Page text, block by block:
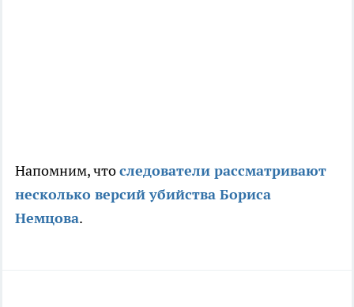
Напомним, чтоследователи рассматривают
несколько версий убийства Бориса
Немцова.